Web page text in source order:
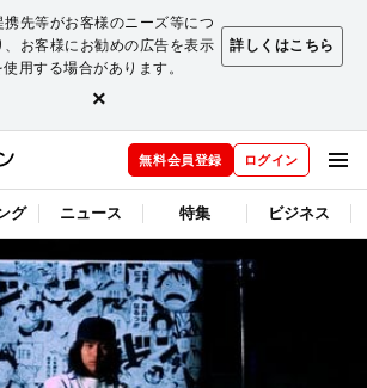
先等がお客様のニーズ等につ
お客様にお勧めの広告を表示
用する場合があります。
詳しくはこちら
×
無料会員登録 ログイン
グ ニュース 特集 ビジネス